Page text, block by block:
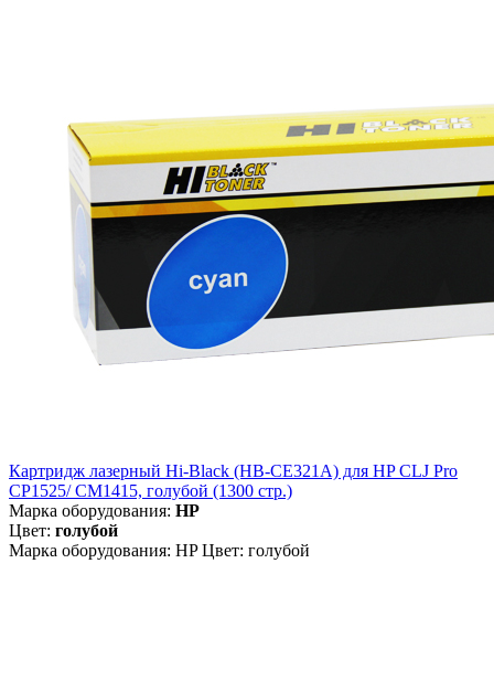
Картридж лазерный Hi-Black (HB-CE321A) для HP CLJ Pro
CP1525/ CM1415, голубой (1300 стр.)
Марка оборудования: HP
Цвет: голубой
Марка оборудования: HP Цвет: голубой